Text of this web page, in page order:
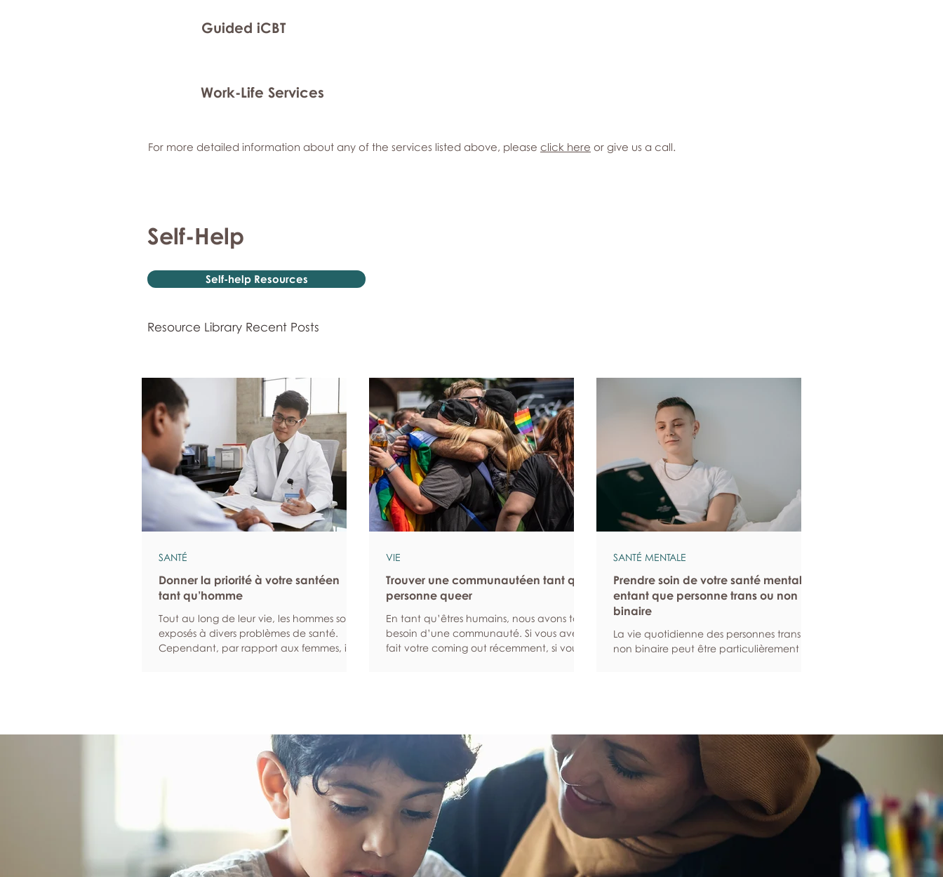
Guided iCBT
Work-Life Services
Self-Help
Self-help Resources
Resource Library Recent Posts
Donner la priorité à votre santéen
tant qu’homme
Tout au long de leur vie, les hommes sont
exposés à divers problèmes de santé.
Cependant, par rapport aux femmes, ils
et à leur bien-être. Programmez des
examens de dépistage réguliers Les bilans
et les examens de dépistage permettent
d’identifier un éventuel problème de
SANTÉ
Trouver une communautéen tant que
personne queer
En tant qu’êtres humains, nous avons tous
besoin d’une communauté. Si vous avez
fait votre coming out récemment, si vous
cherchez. Recherchez une communauté
en ligne Les plateformes numériques et les
réseaux sociaux en ligne peuvent vous
aider à entrer en relation avec des
personnes qui sont s
VIE
Prendre soin de votre santé mentale
entant que personne trans ou non
binaire
La vie quotidienne des personnes trans ou
non binaire peut être particulièrement
genre L’accompagnement et la
communauté contribuent grandement
au bien-être mental, en ce sens qu’elles
procurent un soutien et un sentiment
d’appartenance. Cela est
particulièrement importan
SANTÉ MENTALE
For more detailed information about any of the services listed above, please click here or give us a call.